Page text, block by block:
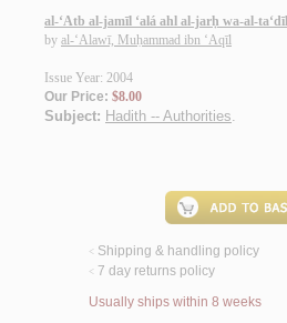
al-‘Atb al-jamīl ‘alá ahl al-jarḥ wa-al-ta‘dīl
by al-‘Alawī, Muḥammad ibn ‘Aqīl
Issue Year: 2004
Our Price: $8.00
Subject: Hadith -- Authorities.
< Shipping & handling policy
< 7 day returns policy
Usually ships within 8 weeks